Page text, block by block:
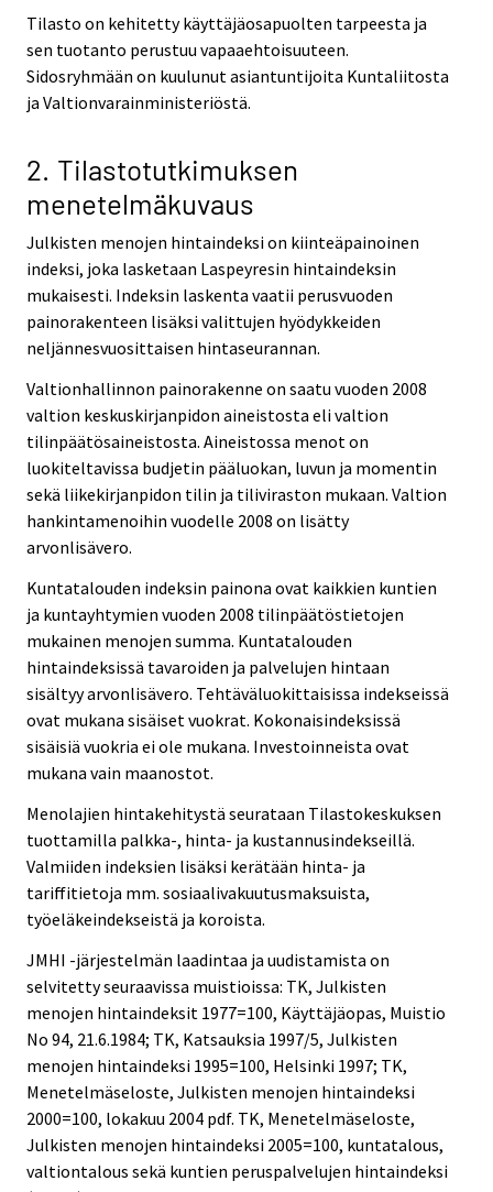
Tilasto on kehitetty käyttäjäosapuolten tarpeesta ja
sen tuotanto perustuu vapaaehtoisuuteen.
Sidosryhmään on kuulunut asiantuntijoita Kuntaliitosta
ja Valtionvarainministeriöstä.
2. Tilastotutkimuksen
menetelmäkuvaus
Julkisten menojen hintaindeksi on kiinteäpainoinen
indeksi, joka lasketaan Laspeyresin hintaindeksin
mukaisesti. Indeksin laskenta vaatii perusvuoden
painorakenteen lisäksi valittujen hyödykkeiden
neljännesvuosittaisen hintaseurannan.
Valtionhallinnon painorakenne on saatu vuoden 2008
valtion keskuskirjanpidon aineistosta eli valtion
tilinpäätösaineistosta. Aineistossa menot on
luokiteltavissa budjetin pääluokan, luvun ja momentin
sekä liikekirjanpidon tilin ja tiliviraston mukaan. Valtion
hankintamenoihin vuodelle 2008 on lisätty
arvonlisävero.
Kuntatalouden indeksin painona ovat kaikkien kuntien
ja kuntayhtymien vuoden 2008 tilinpäätöstietojen
mukainen menojen summa. Kuntatalouden
hintaindeksissä tavaroiden ja palvelujen hintaan
sisältyy arvonlisävero. Tehtäväluokittaisissa indekseissä
ovat mukana sisäiset vuokrat. Kokonaisindeksissä
sisäisiä vuokria ei ole mukana. Investoinneista ovat
mukana vain maanostot.
Menolajien hintakehitystä seurataan Tilastokeskuksen
tuottamilla palkka-, hinta- ja kustannusindekseillä.
Valmiiden indeksien lisäksi kerätään hinta- ja
tariffitietoja mm. sosiaalivakuutusmaksuista,
työeläkeindekseistä ja koroista.
JMHI -järjestelmän laadintaa ja uudistamista on
selvitetty seuraavissa muistioissa: TK, Julkisten
menojen hintaindeksit 1977=100, Käyttäjäopas, Muistio
No 94, 21.6.1984; TK, Katsauksia 1997/5, Julkisten
menojen hintaindeksi 1995=100, Helsinki 1997; TK,
Menetelmäseloste, Julkisten menojen hintaindeksi
2000=100, lokakuu 2004 pdf. TK, Menetelmäseloste,
Julkisten menojen hintaindeksi 2005=100, kuntatalous,
valtiontalous sekä kuntien peruspalvelujen hintaindeksi